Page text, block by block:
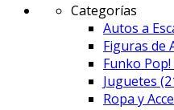
Categorías
Autos a
Figuras de
Funko Pop!
Juguetes
Ropa y